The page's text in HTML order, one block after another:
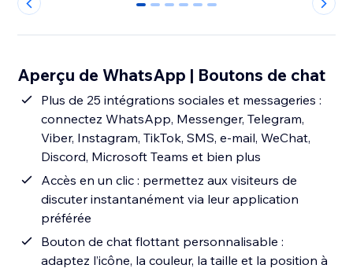
0 1 2 3 4 5
Aperçu de WhatsApp | Boutons de chat
Plus de 25 intégrations sociales et messageries :
connectez WhatsApp, Messenger, Telegram,
Viber, Instagram, TikTok, SMS, e-mail, WeChat,
Discord, Microsoft Teams et bien plus
Accès en un clic : permettez aux visiteurs de
discuter instantanément via leur application
préférée
Bouton de chat flottant personnalisable :
adaptez l’icône, la couleur, la taille et la position à